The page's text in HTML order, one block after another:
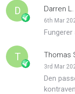
D Darren L.
6th Mar
T Thomas
3rd Mar
Den